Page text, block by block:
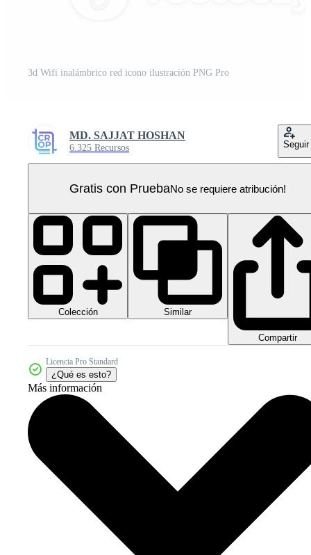
3d Wifi inalámbrico red icono ilustración PNG Pro
MD. SAJJAT HOSHAN
6.325 Recursos Seguir
Gratis con PruebaNo se requiere atribución!
Colección Similar
Compartir
Licencia Pro Standard
¿Qué es esto?
Más información